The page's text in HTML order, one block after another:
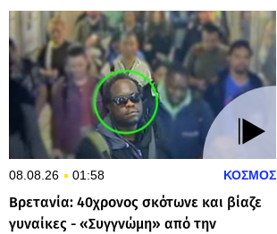
08.08.26 01:58 ΚΟΣΜΟΣ
Βρετανία: 40χρονος σκότωνε και βίαζε
γυναίκες - «Συγγνώμη» από την